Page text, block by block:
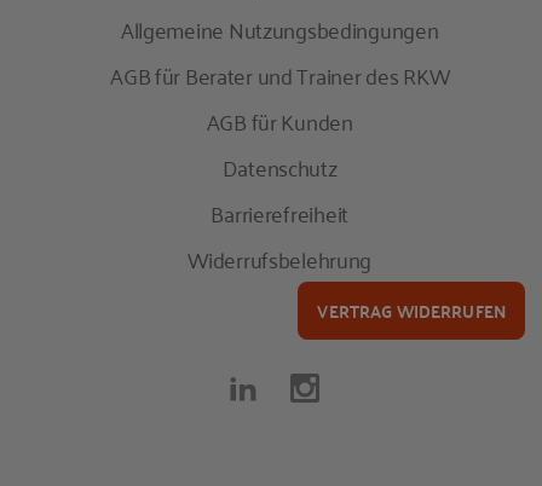
Allgemeine Nutzungsbedingungen
AGB für Berater und Trainer des RKW
AGB für Kunden
Datenschutz
Barrierefreiheit
Widerrufsbelehrung
VERTRAG WIDERRUFEN